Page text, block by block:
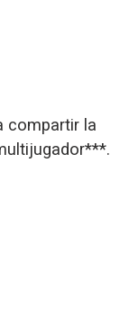
compartir la